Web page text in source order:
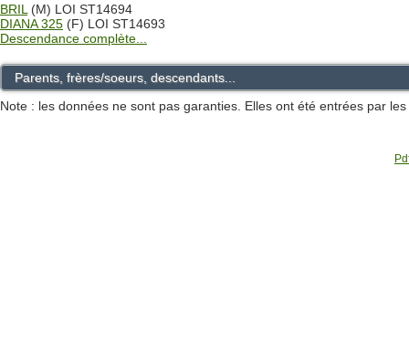
BRIL (M) LOI ST14694
DIANA 325 (F) LOI ST14693
Descendance complète...
Parents, frères/soeurs, descendants...
Note : les données ne sont pas garanties. Elles ont été entrées par